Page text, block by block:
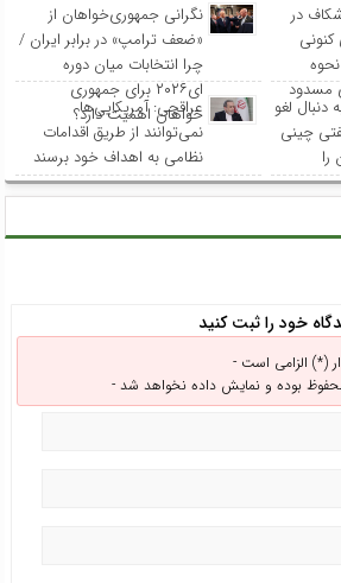
در
مسدود
نگرانی جمهوری‌خواهان از
«ضعف ترامپ» در برابر ایران /
چرا انتخابات میان دوره
ای۲۰۲۶ برای جمهوری
خواهان اهمیت دارد؟
لغو
چینی
عراقچی: آمریکایی‌ها
نمی‌توانند از طریق اقدامات
نظامی به اهداف خود برسند
خود را ثبت کنید
(*) الزامی است -
بوده و نمایش داده نخواهد شد -